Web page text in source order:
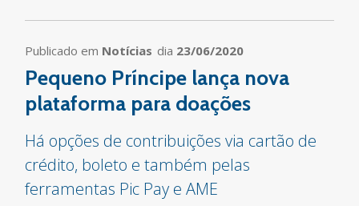
Publicado em Notícias dia 23/06/2020
Pequeno Príncipe lança nova
plataforma para doações
Há opções de contribuições via cartão de
crédito, boleto e também pelas
ferramentas Pic Pay e AME